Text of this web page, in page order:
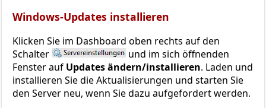
Windows-Updates installieren
Klicken Sie im Dashboard oben rechts auf den
Schalter
und im sich öffnenden
Fenster auf Updates ändern/installieren. Laden und
installieren Sie die Aktualisierungen und starten Sie
den Server neu, wenn Sie dazu aufgefordert werden.